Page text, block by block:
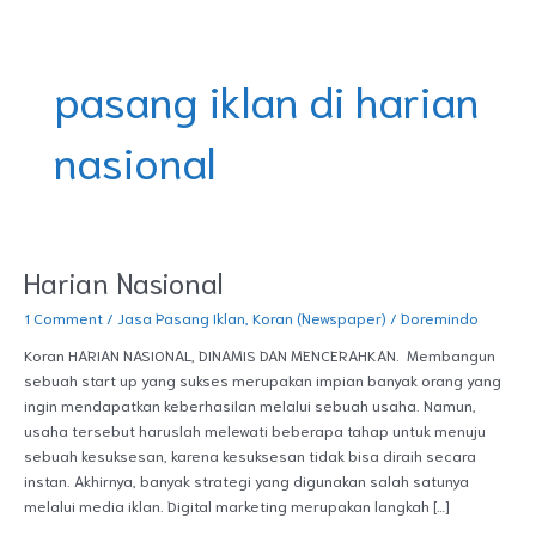
pasang iklan di harian
nasional
Harian Nasional
1 Comment / Jasa Pasang Iklan Koran (Newspaper) / Doremindo
Koran HARIAN NASIONAL, DINAMIS DAN MENCERAHKAN. Membangun
sebuah start up yang sukses merupakan impian banyak orang yang
ingin mendapatkan keberhasilan melalui sebuah usaha. Namun,
usaha tersebut haruslah melewati beberapa tahap untuk menuju
sebuah kesuksesan, karena kesuksesan tidak bisa diraih secara
instan. Akhirnya, banyak strategi yang digunakan salah satunya
melalui media iklan. Digital marketing merupakan langkah […]
Harian
Nasional